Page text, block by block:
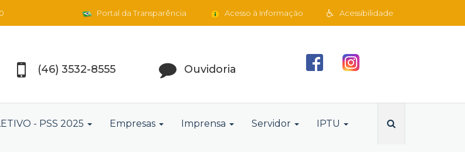
Acessibilidade
Acesso à Informação
Portal da Transparência
(46) 3532-8555 Ouvidoria
- PSS 2025 Empresas Imprensa Servidor IPTU